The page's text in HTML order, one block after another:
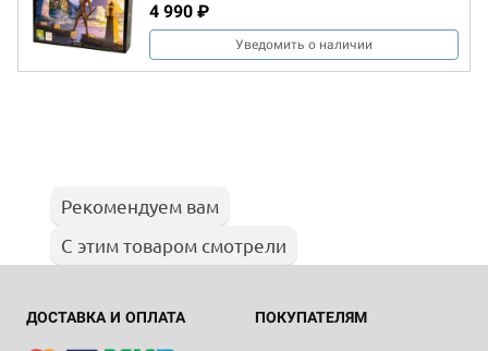
4 990 ₽
Уведомить о наличии
Рекомендуем вам
С этим товаром смотрели
ДОСТАВКА И ОПЛАТА ПОКУПАТЕЛЯМ